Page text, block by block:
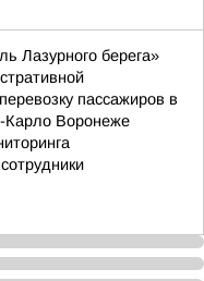
Лазурного берега»
пассажиров в
Карло Воронеже